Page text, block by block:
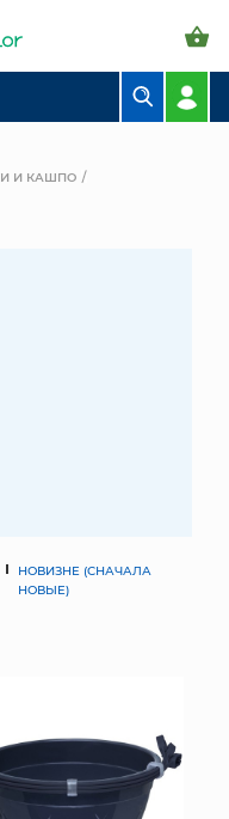
И КАШПО
НОВИЗНЕ (СНАЧАЛА
НОВЫЕ)